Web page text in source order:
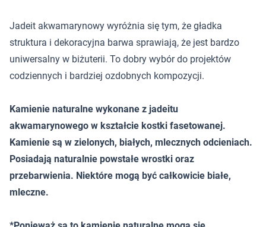
Jadeit akwamarynowy wyróżnia się tym, że gładka
struktura i dekoracyjna barwa sprawiają, że jest bardzo
uniwersalny w biżuterii. To dobry wybór do projektów
codziennych i bardziej ozdobnych kompozycji.
Kamienie naturalne wykonane z jadeitu
akwamarynowego w kształcie kostki fasetowanej.
Kamienie są w zielonych, białych, mlecznych odcieniach.
Posiadają naturalnie powstałe wrostki oraz
przebarwienia. Niektóre mogą być całkowicie białe,
mleczne.